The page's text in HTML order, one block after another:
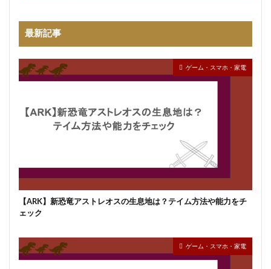
最新記事
ゲーム・スマホ・家電
【ARK】新恐竜アストレオスの生息地は？テイム方法や能力をチ
ェック
ゲーム・スマホ・家電